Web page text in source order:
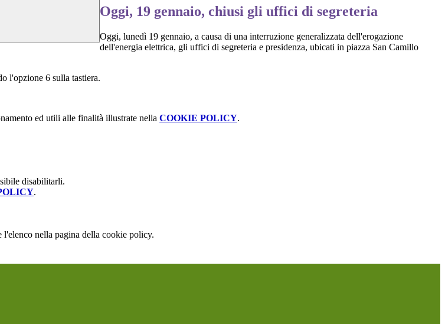
Oggi, 19 gennaio, chiusi gli uffici di segreteria
Oggi, lunedì 19 gennaio, a causa di una interruzione generalizzata dell'erogazione
dell'energia elettrica, gli uffici di segreteria e presidenza, ubicati in piazza San Camillo
l'opzione 6 sulla tastiera.
ed utili alle finalità illustrate nella COOKIE POLICY.
disabilitarli.
.
l'elenco nella pagina della cookie policy.